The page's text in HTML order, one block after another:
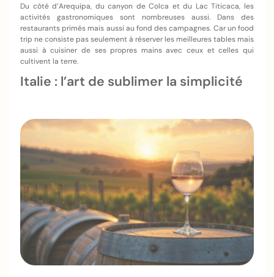
Du côté d’Arequipa, du canyon de Colca et du Lac Titicaca, les
activités gastronomiques sont nombreuses aussi. Dans des
restaurants primés mais aussi au fond des campagnes. Car un food
trip ne consiste pas seulement à réserver les meilleures tables mais
aussi à cuisiner de ses propres mains avec ceux et celles qui
cultivent la terre.
Italie : l’art de sublimer la simplicité